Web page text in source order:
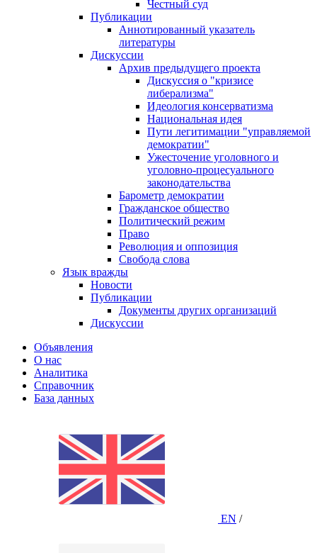
Честный суд
Публикации
Аннотированный указатель
литературы
Дискуссии
Архив предыдущего проекта
Дискуссия о "кризисе
либерализма"
Идеология консерватизма
Национальная идея
Пути легитимации "управляемой
демократии"
Ужесточение уголовного и
уголовно-процесуального
законодательства
Барометр демократии
Гражданское общество
Политический режим
Право
Революция и оппозиция
Свобода слова
Язык вражды
Новости
Публикации
Документы других организаций
Дискуссии
Объявления
О нас
Аналитика
Справочник
База данных
EN /